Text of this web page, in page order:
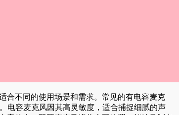
合不同的使用场景和需求。常见的有电容麦克
电容麦克风因其高灵敏度，适合捕捉细腻的声